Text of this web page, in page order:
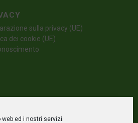
ed i nostri servizi.
sulla privacy (UE)
dei cookie (UE)